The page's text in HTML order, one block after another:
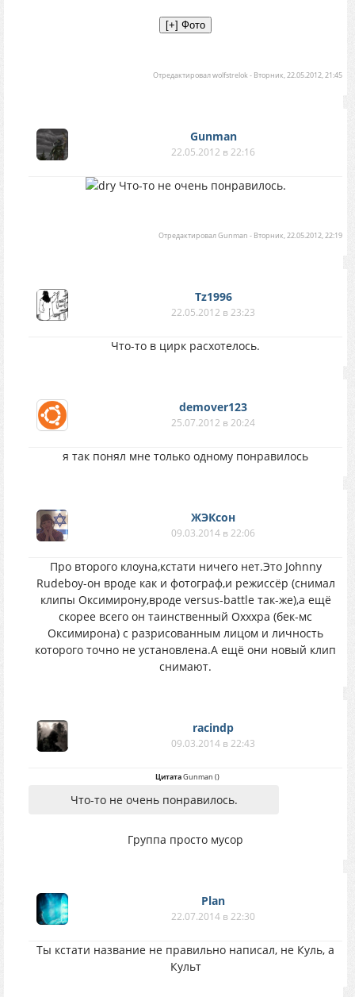
Отредактировалwolfstrelok- Вторник, 22.05.2012, 21:45
Gunman
22.05.2012 в 22:16
Что-то не очень понравилось.
ОтредактировалGunman - Вторник, 22.05.2012, 22:19
Tz1996
22.05.2012 в 23:23
Что-то в цирк расхотелось.
demover123
25.07.2012 в 20:24
я так понял мне только одному понравилось
ЖЭКсон
09.03.2014 в 22:06
Про второго клоуна,кстати ничего нет.Это Johnny
Rudeboy-он вроде как и фотограф,и режиссёр (снимал
клипы Оксимирону,вроде versus-battle так-же),а ещё
скорее всего он таинственный Охххра (бек-мс
Оксимирона) с разрисованным лицом и личность
которого точно не установлена.А ещё они новый клип
снимают.
racindp
09.03.2014 в 22:43
ЦитатаGunman ()
Что-то не очень понравилось.
Группа просто мусор
Plan
22.07.2014 в 22:30
Ты кстати название не правильно написал, не Куль, а
Культ